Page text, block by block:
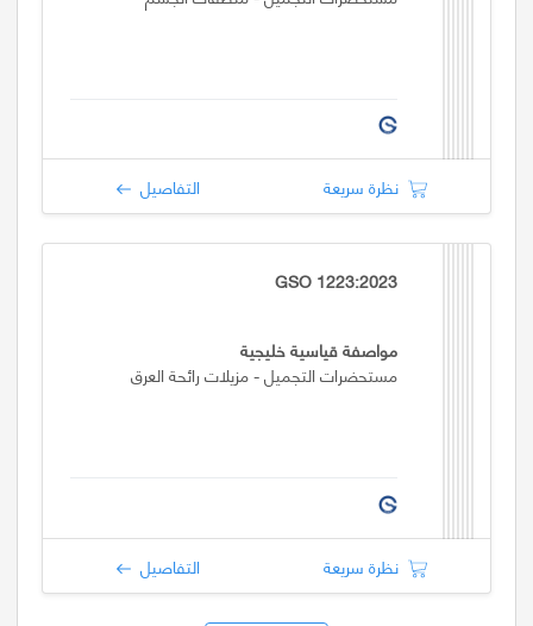
نظرة سريعة التفاصيل
GSO 1223:2023
مواصفة قياسية خليجية
مستحضرات التجميل - مزيلات رائحة العرق
نظرة سريعة التفاصيل